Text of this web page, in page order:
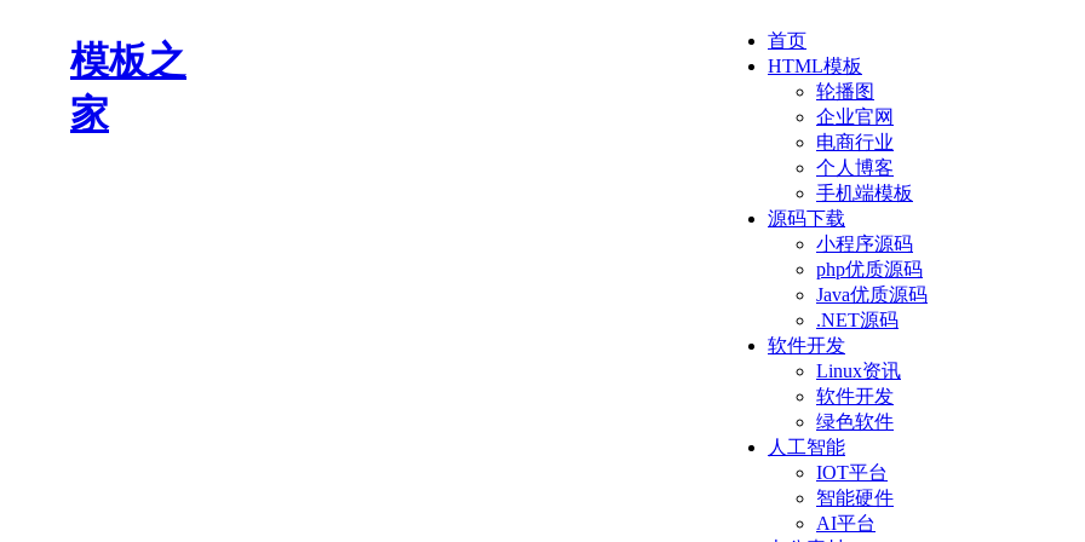
模板之
家
首页
HTML模板
轮播图
企业官网
电商行业
个人博客
手机端模板
源码下载
小程序源码
php优质源码
Java优质源码
.NET源码
软件开发
Linux资讯
软件开发
绿色软件
人工智能
IOT平台
智能硬件
AI平台